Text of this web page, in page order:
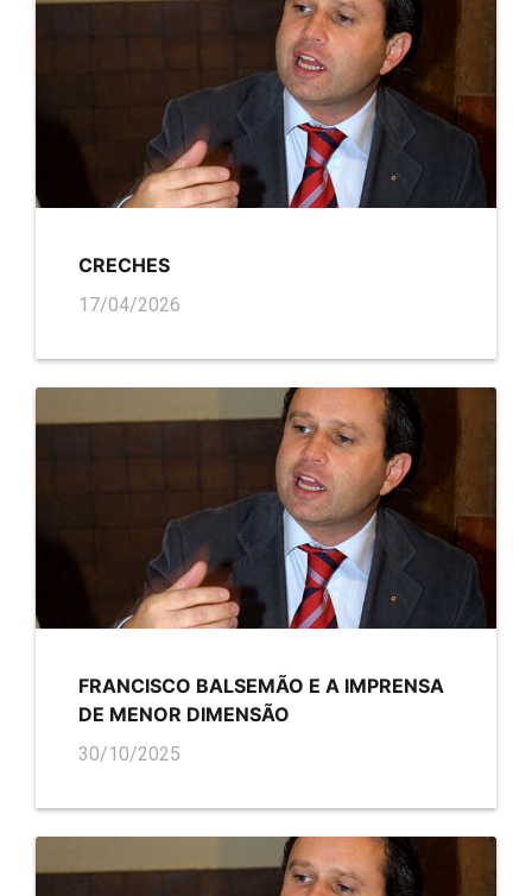
CRECHES
17/04/2026
FRANCISCO BALSEMÃO E A IMPRENSA
DE MENOR DIMENSÃO
30/10/2025